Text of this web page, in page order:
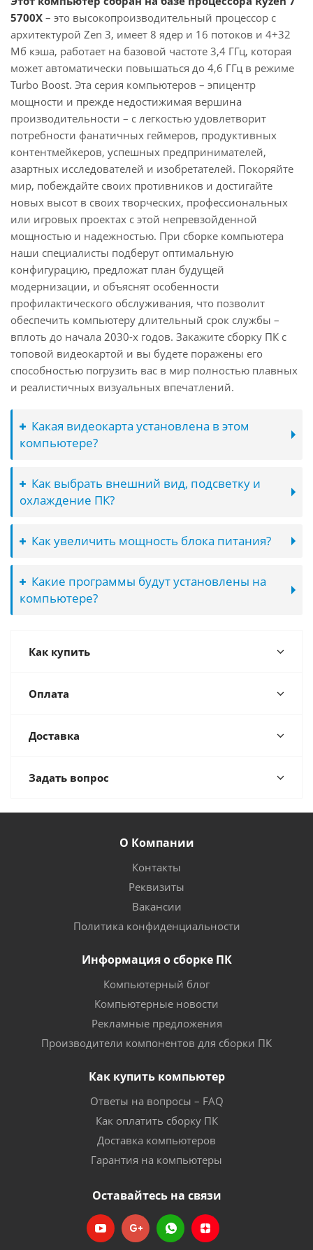
5700X – это высокопроизводительный процессор с
архитектурой Zen 3, имеет 8 ядер и 16 потоков и 4+32
Мб кэша, работает на базовой частоте 3,4 ГГц, которая
может автоматически повышаться до 4,6 ГГц в режиме
Turbo Boost. Эта серия компьютеров – эпицентр
мощности и прежде недостижимая вершина
производительности – с легкостью удовлетворит
потребности фанатичных геймеров, продуктивных
контентмейкеров, успешных предпринимателей,
азартных исследователей и изобретателей. Покоряйте
мир, побеждайте своих противников и достигайте
новых высот в своих творческих, профессиональных
или игровых проектах с этой непревзойденной
мощностью и надежностью. При сборке компьютера
наши специалисты подберут оптимальную
конфигурацию, предложат план будущей
модернизации, и объяснят особенности
профилактического обслуживания, что позволит
обеспечить компьютеру длительный срок службы –
вплоть до начала 2030-х годов. Закажите сборку ПК с
топовой видеокартой и вы будете поражены его
способностью погрузить вас в мир полностью плавных
и реалистичных визуальных впечатлений.
Какая видеокарта установлена в этом
компьютере?
Как выбрать внешний вид, подсветку и
охлаждение ПК?
Как увеличить мощность блока питания?
Какие программы будут установлены на
компьютере?
Как купить
Оплата
Доставка
Задать вопрос
О Компании
Контакты
Реквизиты
Вакансии
Политика конфиденциальности
Информация о сборке ПК
Компьютерный блог
Компьютерные новости
Рекламные предложения
Производители компонентов для сборки ПК
Как купить компьютер
Ответы на вопросы – FAQ
Как оплатить сборку ПК
Доставка компьютеров
Гарантия на компьютеры
Оставайтесь на связи